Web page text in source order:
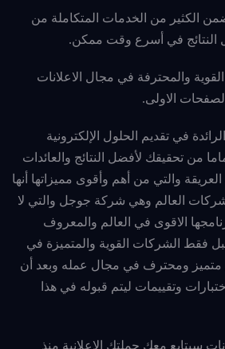
الكثير من الخدمات المتكاملة من
النتائج في أسرع وقت ممكن.
والمحترفة في مجال الاعلانات
الاولى.
شركة ma global group الرائدة في تقديم الحلول الإلكترونية
من تحقيقك لأفضل النتائج والعائدات
والتي من أهم وأقوى مميزاتها أنها
شركات العالم وهي شركة جوجل والتي لا
الاقوى في العالم والمعروف
فقط الشركات القوية والمتميزة في
متميز ومحترف في مجال عمله وبعد أن
وتقييمات ليتم قبوله في هذا
سيتابع معك حملتك الإعلانية منذ